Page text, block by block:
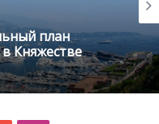
за произведение
des prétentions),
план
Княжестве